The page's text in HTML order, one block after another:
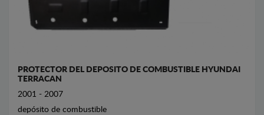
PROTECTOR DEL DEPOSITO DE COMBUSTIBLE HYUNDAI
TERRACAN
2001 - 2007
depósito de combustible